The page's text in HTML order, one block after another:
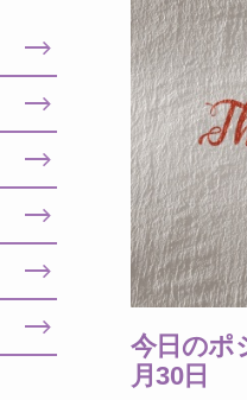
今日のポ
月30日